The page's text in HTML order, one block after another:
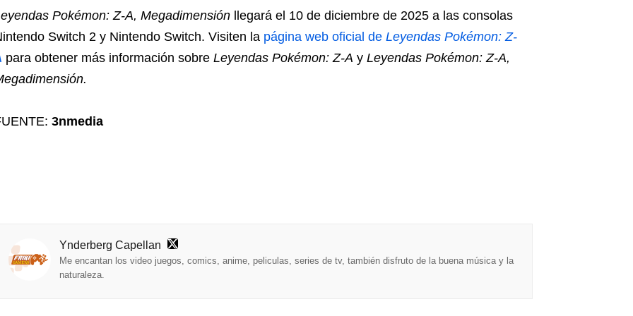
Pokémon: Z-A, Megadimensiónllegará el 10 de diciembre de 2025 a las consolas
Switch 2 y Nintendo Switch. Visiten la página web oficial de Leyendas Pokémon: Z-
para obtener más información sobre Leyendas Pokémon: Z-A y Leyendas Pokémon: Z-A,
3nmedia
Ynderberg Capellan
Me encantan los video juegos, comics, anime, peliculas, series de tv, también disfruto de la buena música y la
naturaleza.